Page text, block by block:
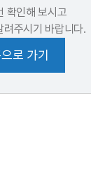
확인해 보시고
주시기 바랍니다.
로 가기